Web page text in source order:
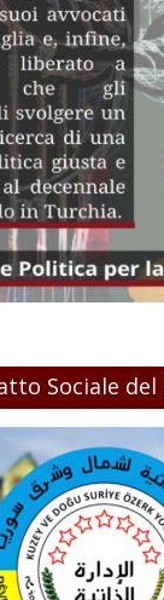
Sociale del